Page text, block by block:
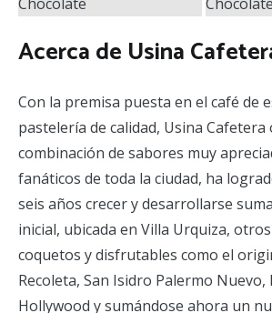
Acerca de Usina
Con la premisa puesta en el café de
pastelería de calidad, Usina Cafetera
combinación de sabores muy
fanáticos de toda la ciudad, ha
seis años crecer y desarrollarse
inicial, ubicada en Villa Urquiza,
coquetos y disfrutables como el
Recoleta, San Isidro Palermo Nuevo,
Hollywood y sumándose ahora un